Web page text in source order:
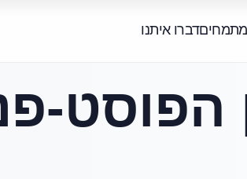
דברו איתנו
הפוסט-